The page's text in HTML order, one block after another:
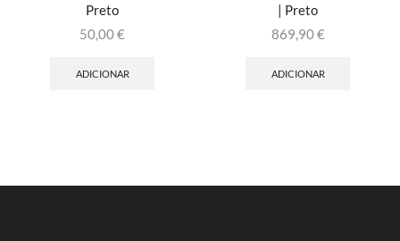
Preto
50,00€
ADICIONAR
| Preto
869,90€
ADICIONAR